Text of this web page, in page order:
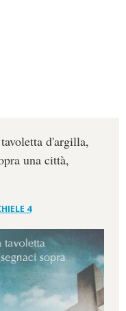
d'argilla,
una città,
4